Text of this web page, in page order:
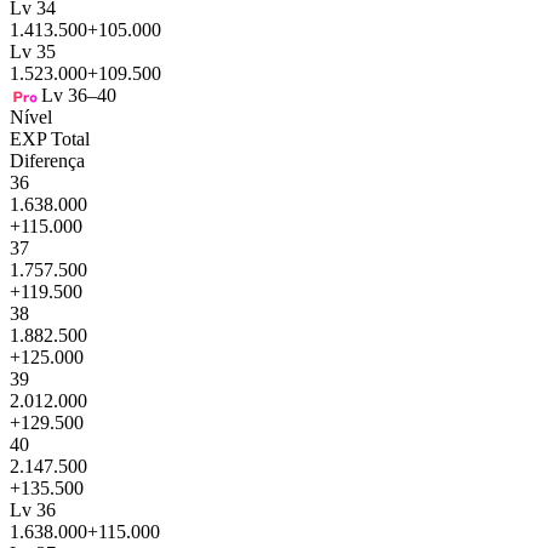
Lv 34
1.413.500+105.000
Lv 35
1.523.000+109.500
Lv 36–40
Nível
EXP Total
Diferença
36
1.638.000
+115.000
37
1.757.500
+119.500
38
1.882.500
+125.000
39
2.012.000
+129.500
40
2.147.500
+135.500
Lv 36
1.638.000+115.000